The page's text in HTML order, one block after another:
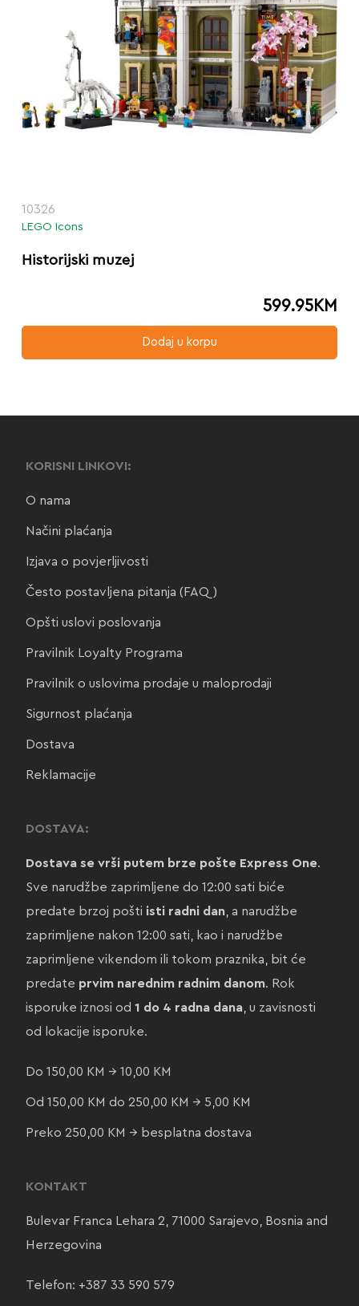
10326
LEGO Icons
Historijski muzej
599.95KM
Dodaj u korpu
KORISNI LINKOVI:
O nama
Načini plaćanja
Izjava o povjerljivosti
Često postavljena pitanja (FAQ)
Opšti uslovi poslovanja
Pravilnik Loyalty Programa
Pravilnik o uslovima prodaje u maloprodaji
Sigurnost plaćanja
Dostava
Reklamacije
DOSTAVA:
Dostava se vrši putem brze pošte Express One.
Sve narudžbe zaprimljene do 12:00 sati biće
predate brzoj pošti isti radni dan, a narudžbe
zaprimljene nakon 12:00 sati, kao i narudžbe
zaprimljene vikendom ili tokom praznika, bit će
predate prvim narednim radnim danom. Rok
isporuke iznosi od 1 do 4 radna dana, u zavisnosti
od lokacije isporuke.
Do 150,00 KM → 10,00 KM
Od 150,00 KM do 250,00 KM → 5,00 KM
Preko 250,00 KM → besplatna dostava
KONTAKT
Bulevar Franca Lehara 2, 71000 Sarajevo, Bosnia and
Herzegovina
Telefon: +387 33 590 579